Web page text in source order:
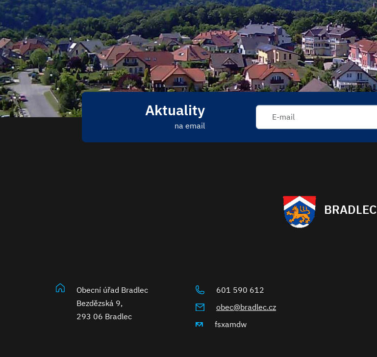
Aktuality
na email
BRADLEC
Obecní úřad Bradlec
Bezdězská 9,
293 06 Bradlec
601 590 612
obec@bradlec.cz
fsxamdw